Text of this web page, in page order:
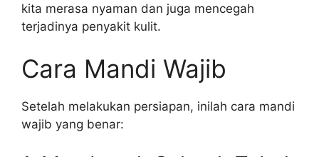
kita merasa nyaman dan juga mencegah
terjadinya penyakit kulit.
Cara Mandi Wajib
Setelah melakukan persiapan, inilah cara mandi
wajib yang benar: